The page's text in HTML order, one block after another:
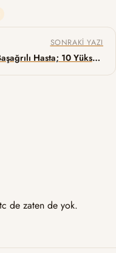
SONRAKI YAZI
Başağrılı Hasta; 10 Yüksek Riskli Klinik Senaryo
de zaten de yok.